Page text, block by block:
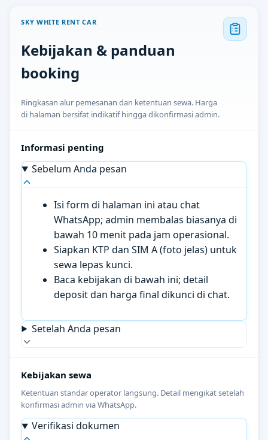
SKY WHITE RENT CAR
Kebijakan & panduan
booking
Ringkasan alur pemesanan dan ketentuan sewa. Harga
di halaman bersifat indikatif hingga dikonfirmasi admin.
Informasi penting
Sebelum Anda pesan
Isi form di halaman ini atau chat
WhatsApp; admin membalas biasanya di
bawah 10 menit pada jam operasional.
Siapkan KTP dan SIM A (foto jelas) untuk
sewa lepas kunci.
Baca kebijakan di bawah ini; detail
deposit dan harga final dikunci di chat.
Setelah Anda pesan
Kebijakan sewa
Ketentuan standar operator langsung. Detail mengikat setelah
konfirmasi admin via WhatsApp.
Verifikasi dokumen